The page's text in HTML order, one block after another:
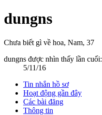
dungns
Chưa biết gì về hoa, Nam, 37
dungns được nhìn thấy lần cuối:
5/11/16
Tin nhắn hồ sơ
Hoạt động gần đây
Các bài đăng
Thông tin